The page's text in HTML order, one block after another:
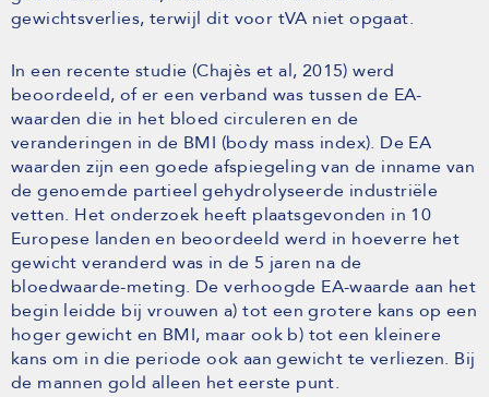
gewichtsverlies, terwijl dit voor tVA niet opgaat.
In een recente studie (Chajès et al, 2015) werd
beoordeeld, of er een verband was tussen de EA-
waarden die in het bloed circuleren en de
veranderingen in de BMI (body mass index). De EA
waarden zijn een goede afspiegeling van de inname van
de genoemde partieel gehydrolyseerde industriële
vetten. Het onderzoek heeft plaatsgevonden in 10
Europese landen en beoordeeld werd in hoeverre het
gewicht veranderd was in de 5 jaren na de
bloedwaarde-meting. De verhoogde EA-waarde aan het
begin leidde bij vrouwen a) tot een grotere kans op een
hoger gewicht en BMI, maar ook b) tot een kleinere
kans om in die periode ook aan gewicht te verliezen. Bij
de mannen gold alleen het eerste punt.